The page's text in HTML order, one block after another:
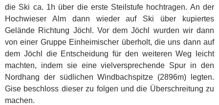
die Ski ca. 1h über die erste Steilstufe hochtragen. An der
Hochwieser Alm dann wieder auf Ski über kupiertes
Gelände Richtung Jöchl. Vor dem Jöchl wurden wir dann
von einer Gruppe Einheimischer überholt, die uns dann auf
dem Jöchl die Entscheidung für den weiteren Weg leicht
machten, indem sie eine vielversprechende Spur in den
Nordhang der südlichen Windbachspitze (2896m) legten.
Gise beschloss dieser zu folgen und die Überschreitung zu
machen.